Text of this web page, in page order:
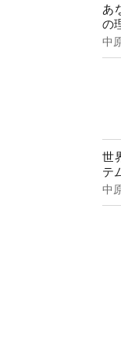
あ
の
中
世
テ
中